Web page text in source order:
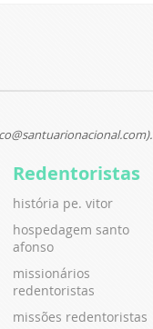
Redentoristas
história pe. vitor
hospedagem santo
afonso
missionários
redentoristas
missões redentoristas